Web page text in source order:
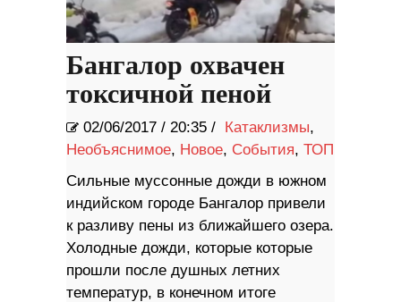
Бангалор охвачен
токсичной пеной
02/06/2017 / 20:35 / Катаклизмы,
Необъяснимое, Новое, События, ТОП
Сильные муссонные дожди в южном
индийском городе Бангалор привели
к разливу пены из ближайшего озера.
Холодные дожди, которые которые
прошли после душных летних
температур, в конечном итоге